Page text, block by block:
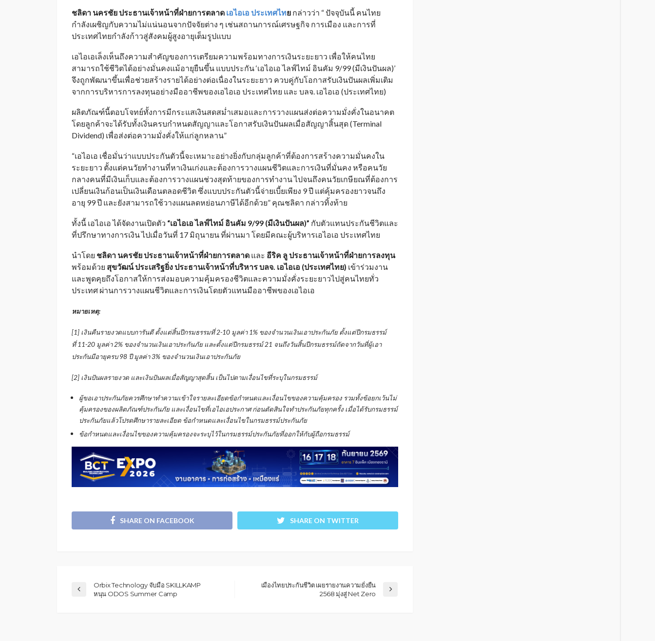
ชลิดา นครชัย ประธานเจ้าหน้าที่ฝ่ายการตลาด เอไอเอ ประเทศไทย กล่าวว่า “ ปัจจุบันนี้ คนไทย
กำลังเผชิญกับความไม่แน่นอนจากปัจจัยต่าง ๆ เช่นสถานการณ์เศรษฐกิจ การเมือง และการที่
ประเทศไทยกำลังก้าวสู่สังคมผู้สูงอายุเต็มรูปแบบ
เอไอเอเล็งเห็นถึงความสำคัญของการเตรียมความพร้อมทางการเงินระยะยาว เพื่อให้คนไทย
สามารถใช้ชีวิตได้อย่างมั่นคงแม้อายุยืนขึ้น แบบประกัน ‘เอไอเอ ไลฟ์ไทม์ อินคัม 9/99 (มีเงินปันผล)’
จึงถูกพัฒนาขึ้นเพื่อช่วยสร้างรายได้อย่างต่อเนื่องในระยะยาว ควบคู่กับโอกาสรับเงินปันผลเพิ่มเติม
จากการบริหารการลงทุนอย่างมืออาชีพของเอไอเอ ประเทศไทย และ บลจ. เอไอเอ (ประเทศไทย)
ผลิตภัณฑ์นี้ตอบโจทย์ทั้งการมีกระแสเงินสดสม่ำเสมอและการวางแผนส่งต่อความมั่งคั่งในอนาคต
โดยลูกค้าจะได้รับทั้งเงินครบกำหนดสัญญาและโอกาสรับเงินปันผลเมื่อสัญญาสิ้นสุด(Terminal
Dividend) เพื่อส่งต่อความมั่งคั่งให้แก่ลูกหลาน”
“เอไอเอ เชื่อมั่นว่าแบบประกันตัวนี้จะเหมาะอย่างยิ่งกับกลุ่มลูกค้าที่ต้องการสร้างความมั่นคงใน
ระยะยาว ตั้งแต่คนวัยทำงานที่หาเงินเก่งและต้องการวางแผนชีวิตและการเงินที่มั่นคง หรือคนวัย
กลางคนที่มีเงินเก็บและต้องการวางแผนช่วงสุดท้ายของการทำงาน ไปจนถึงคนวัยเกษียณที่ต้องการ
เปลี่ยนเงินก้อนเป็นเงินเดือนตลอดชีวิต ซึ่งแบบประกันตัวนี้จ่ายเบี้ยเพียง 9ปี แต่คุ้มครองยาวจนถึง
อายุ 99ปี และยังสามารถใช้วางแผนลดหย่อนภาษีได้อีกด้วย” คุณชลิดา กล่าวทิ้งท้าย
ทั้งนี้ เอไอเอ ได้จัดงานเปิดตัว “เอไอเอ ไลฟ์ไทม์ อินคัม 9/99 (มีเงินปันผล)” กับตัวแทนประกันชีวิตและ
ที่ปรึกษาทางการเงิน ไปเมื่อวันที่ 17 มิถุนายน ที่ผ่านมา โดยมีคณะผู้บริหารเอไอเอ ประเทศไทย
นำโดย ชลิดา นครชัย ประธานเจ้าหน้าที่ฝ่ายการตลาด และ อีริค ลู ประธานเจ้าหน้าที่ฝ่ายการลงทุน
พร้อมด้วย สุขวัฒน์ ประเสริฐยิ่ง ประธานเจ้าหน้าที่บริหาร บลจ. เอไอเอ (ประเทศไทย) เข้าร่วมงาน
และพูดคุยถึงโอกาสให้การส่งมอบความคุ้มครองชีวิตและความมั่งคั่งระยะยาวไปสู่คนไทยทั่ว
ประเทศ ผ่านการวางแผนชีวิตและการเงินโดยตัวแทนมืออาชีพของเอไอเอ
หมายเหตุ:
[1] เงินคืนรายงวดแบบการันตี ตั้งแต่สิ้นปีกรมธรรมที่2-10 มูลค่า 1% ของจำนวนเงินเอาประกันภัย ตั้งแต่ปีกรมธรรม์
ที่11-20 มูลค่า2% ของจำนวนเงินเอาประกันภัย และตั้งแต่ปีกรมธรรม์21 จนถึงวันสิ้นปีกรมธรรม์ถัดจากวันที่ผู้เอา
ประกันมีอายุครบ98 ปี มูลค่า3% ของจำนวนเงินเอาประกันภัย
[2] เงินปันผลรายงวด และเงินปันผลเมื่อสัญญาสุดสิ้น เป็นไปตามเงื่อนไขที่ระบุในกรมธรรม์
ผู้ขอเอาประกันภัยควรศึกษาทำความเข้าใจรายละเอียดข้อกำหนดและเงื่อนไขของความคุ้มครอง รวมทั้งข้อยกเว้นไม่
คุ้มครองของผลิตภัณฑ์ประกันภัย และเงื่อนไขที่เอไอเอประกาศ ก่อนตัดสินใจทำประกันภัยทุกครั้ง เมื่อได้รับกรมธรรม์
ประกันภัยแล้วโปรดศึกษารายละเอียด ข้อกำหนดและเงื่อนไขในกรมธรรม์ประกันภัย
ข้อกำหนดและเงื่อนไขของความคุ้มครองจะระบุไว้ในกรมธรรม์ประกันภัยที่ออกให้กับผู้ถือกรมธรรม์
SHARE ON FACEBOOK SHARE ON TWITTER
Orbix Technology จับมือ SKILLKAMP
หนุน ODOS Summer Camp
เมืองไทยประกันชีวิต เผยรายงานความยั่งยืน
2568 มุ่งสู่ Net Zero